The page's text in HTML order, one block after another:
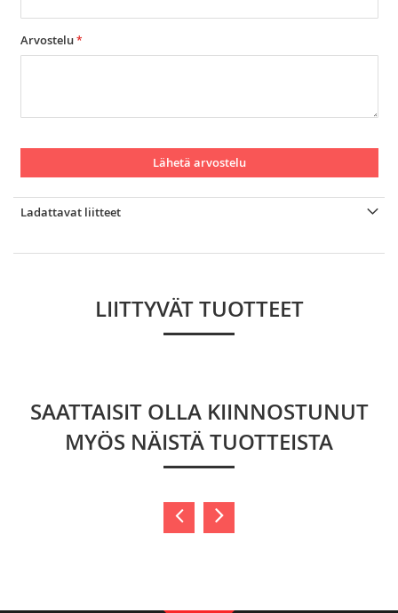
Arvostelu
Lähetä arvostelu
Ladattavat liitteet
LIITTYVÄT TUOTTEET
SAATTAISIT OLLA KIINNOSTUNUT
MYÖS NÄISTÄ TUOTTEISTA